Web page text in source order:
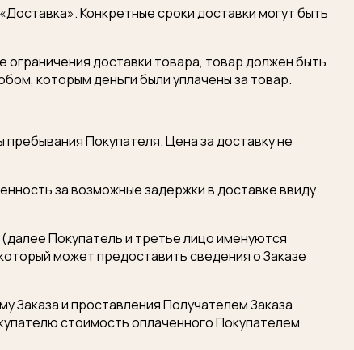
Конкретные сроки доставки могут быть
доставки товара, товар должен быть
которым деньги были уплачены за товар.
Покупателя. Цена за доставку не
за возможные задержки в доставке ввиду
Покупатель и третье лицо именуются
может предоставить сведения о Заказе
Заказа и проставления Получателем Заказа
стоимость оплаченного Покупателем